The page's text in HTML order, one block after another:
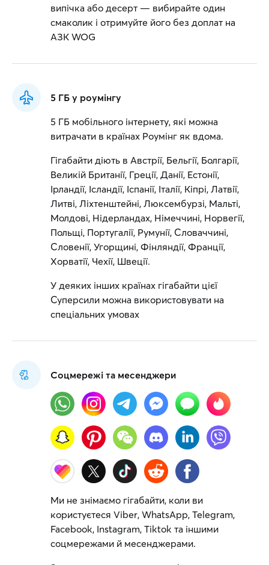
випічка або десерт — вибирайте один
смаколик і отримуйте його без доплат на
АЗК WOG
5 ГБ у роумінгу
5 ГБ мобільного інтернету, які можна
витрачати в країнах Роумінг як вдома.
Гігабайти діють в Австрії, Бельгії, Болгарії,
Великій Британії, Греції, Данії, Естонії,
Ірландії, Ісландії, Іспанії, Італії, Кіпрі, Латвії,
Литві, Ліхтенштейні, Люксембурзі, Мальті,
Молдові, Нідерландах, Німеччині, Норвегії,
Польщі, Португалії, Румунії, Словаччині,
Словенії, Угорщині, Фінляндії, Франції,
Хорватії, Чехії, Швеції.
У деяких інших країнах гігабайти цієї
Суперсили можна використовувати на
спеціальних умовах
Соцмережі та месенджери
Ми не знімаємо гігабайти, коли ви
користуєтеся Viber, WhatsApp, Telegram,
Facebook, Instagram, Tiktok та іншими
соцмережами й месенджерами.